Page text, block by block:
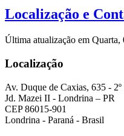
Localização e
Última atualização em Quarta,
Localização
Av. Duque de Caxias, 635 - 2º
Jd. Mazei II - Londrina – PR
CEP 86015-901
Londrina - Paraná - Brasil